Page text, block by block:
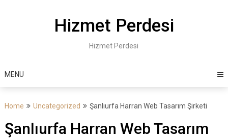
Hizmet Perdesi
Hizmet Perdesi
MENU
Home Uncategorized Şanlıurfa Harran Web Tasarım Şirketi
Şanlıurfa Harran Web Tasarım